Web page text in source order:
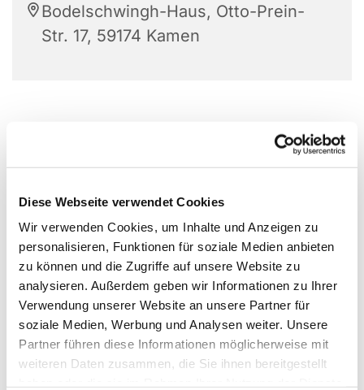
Diese Webseite verwendet Cookies
Wir verwenden Cookies, um Inhalte und Anzeigen zu
personalisieren, Funktionen für soziale Medien anbieten
zu können und die Zugriffe auf unsere Website zu
analysieren. Außerdem geben wir Informationen zu Ihrer
Verwendung unserer Website an unsere Partner für
soziale Medien, Werbung und Analysen weiter. Unsere
Partner führen diese Informationen möglicherweise mit
weiteren Daten zusammen, die Sie ihnen bereitgestellt
Bodelschwingh-Haus, Otto-Prein-
Str. 17, 59174 Kamen